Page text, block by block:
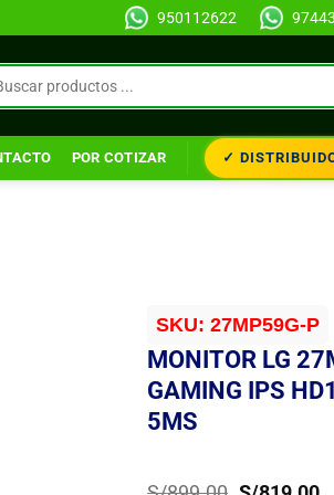
950112622
POR COTIZAR ✓
SKU: 27MP59G-P
MONITOR LG
GAMING IPS
5MS